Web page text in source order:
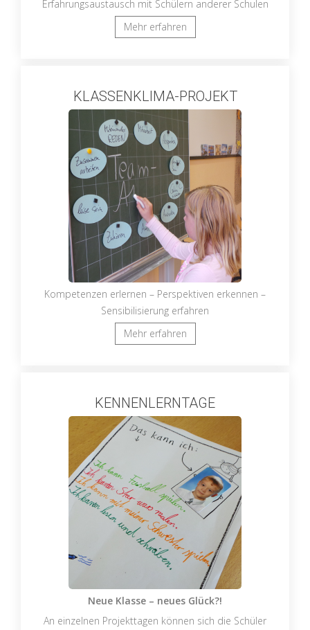
Erfahrungsaustausch mit Schülern anderer Schulen
Mehr erfahren
KLASSENKLIMA-PROJEKT
Kompetenzen erlernen – Perspektiven erkennen –
Sensibilisierung erfahren
Mehr erfahren
KENNENLERNTAGE
Neue Klasse – neues Glück?!
An einzelnen Projekttagen können sich die Schüler